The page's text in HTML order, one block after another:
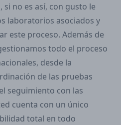
no es así, con gusto le
laboratorios asociados y
este proceso. Además de
todo el proceso
desde la
de las pruebas
seguimiento con las
cuenta con un único
total en todo